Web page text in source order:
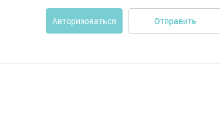
Авторизоваться Отправить